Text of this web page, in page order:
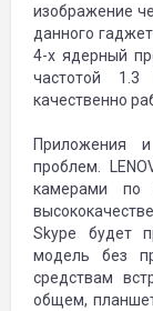
изображение
данного
4-х ядерный
частотой
качественно
Приложения
проблем.
камерами по
Skype будет
модель без
средствам
общем,